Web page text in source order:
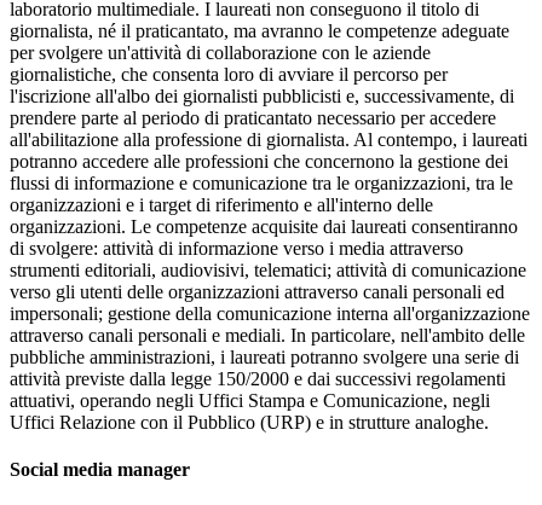
laboratorio multimediale. I laureati non conseguono il titolo di
giornalista, né il praticantato, ma avranno le competenze adeguate
per svolgere un'attività di collaborazione con le aziende
giornalistiche, che consenta loro di avviare il percorso per
l'iscrizione all'albo dei giornalisti pubblicisti e, successivamente, di
prendere parte al periodo di praticantato necessario per accedere
all'abilitazione alla professione di giornalista. Al contempo, i laureati
potranno accedere alle professioni che concernono la gestione dei
flussi di informazione e comunicazione tra le organizzazioni, tra le
organizzazioni e i target di riferimento e all'interno delle
organizzazioni. Le competenze acquisite dai laureati consentiranno
di svolgere: attività di informazione verso i media attraverso
strumenti editoriali, audiovisivi, telematici; attività di comunicazione
verso gli utenti delle organizzazioni attraverso canali personali ed
impersonali; gestione della comunicazione interna all'organizzazione
attraverso canali personali e mediali. In particolare, nell'ambito delle
pubbliche amministrazioni, i laureati potranno svolgere una serie di
attività previste dalla legge 150/2000 e dai successivi regolamenti
attuativi, operando negli Uffici Stampa e Comunicazione, negli
Uffici Relazione con il Pubblico (URP) e in strutture analoghe.
Social media manager